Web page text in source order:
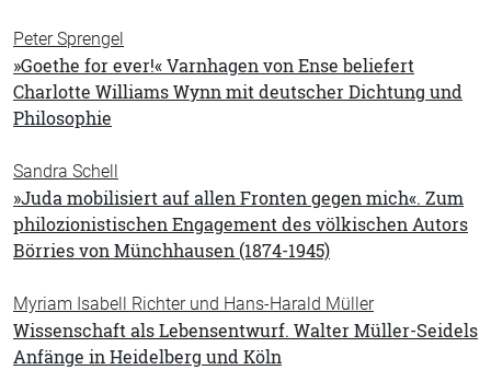
Peter Sprengel
»Goethe for ever!« Varnhagen von Ense beliefert
Charlotte Williams Wynn mit deutscher Dichtung und
Philosophie
Sandra Schell
»Juda mobilisiert auf allen Fronten gegen mich«. Zum
philozionistischen Engagement des völkischen Autors
Börries von Münchhausen (1874-1945)
Myriam Isabell Richter und Hans-Harald Müller
Wissenschaft als Lebensentwurf. Walter Müller-Seidels
Anfänge in Heidelberg und Köln